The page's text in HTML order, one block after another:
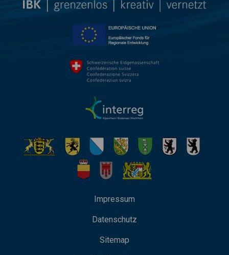
Impressum
Datenschutz
Sitemap